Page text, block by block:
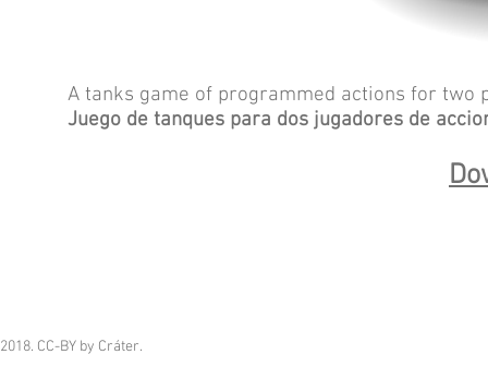
A tanks game of programmed actions for two
Juego de tanques para dos jugadores de
2018. CC-BY by Cráter.